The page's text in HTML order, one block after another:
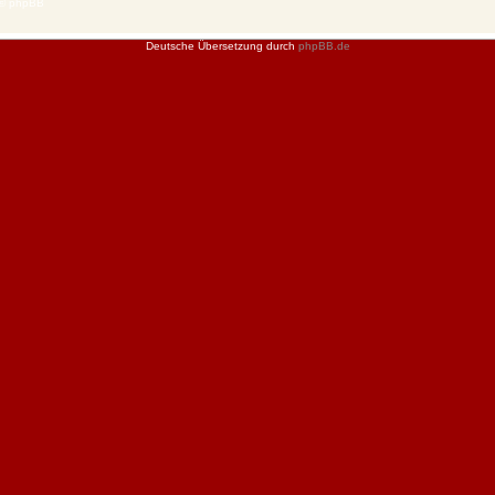
Deutsche Übersetzung durch phpBB.de